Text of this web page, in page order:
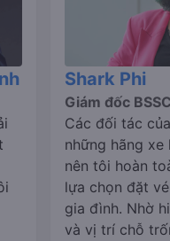
Shark Phi
Giám đốc
Các đối tác
những hãng
nên tôi hoàn
lựa chọn đặt
gia đình. Nhờ
và vị trí chỗ